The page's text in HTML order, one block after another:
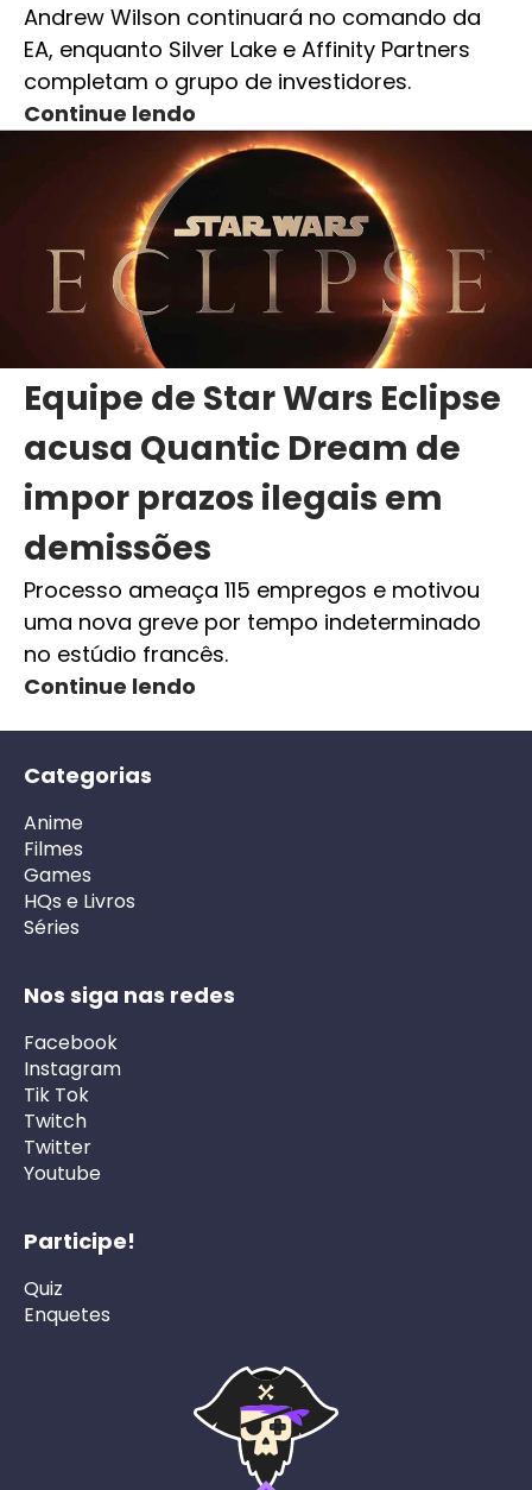
Andrew Wilson continuará no comando da
EA, enquanto Silver Lake e Affinity Partners
completam o grupo de investidores.
Continue lendo
Equipe de Star Wars Eclipse
acusa Quantic Dream de
impor prazos ilegais em
demissões
Processo ameaça 115 empregos e motivou
uma nova greve por tempo indeterminado
no estúdio francês.
Continue lendo
Categorias
Anime
Filmes
Games
HQs e Livros
Séries
Nos siga nas redes
Facebook
Instagram
Tik Tok
Twitch
Twitter
Youtube
Participe!
Quiz
Enquetes